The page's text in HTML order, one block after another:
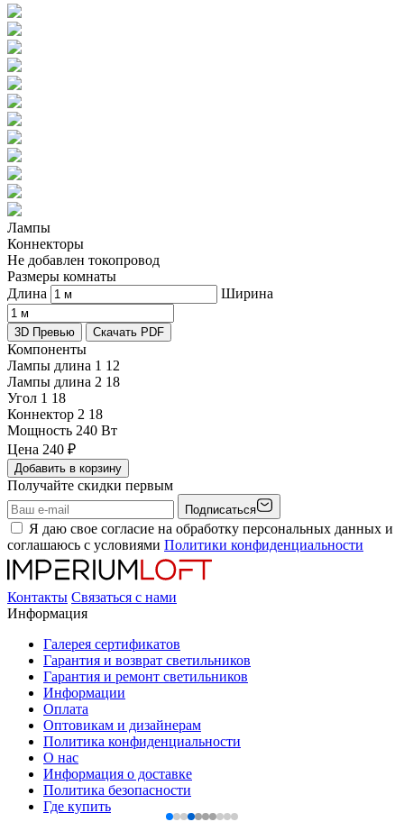
Лампы
Коннекторы
Не добавлен токопровод
Размеры комнаты
Длина
Ширина
3D Превью Скачать PDF
Компоненты
Лампы длина 1 12
Лампы длина 2 18
Угол 1 18
Коннектор 2 18
Мощность 240 Вт
Цена 240 ₽
Добавить в корзину
Получайте скидки первым
Подписаться
Я даю свое согласие на обработку персональных данных и
соглашаюсь с условиями Политики конфиденциальности
Контакты Связаться с нами
Информация
Галерея сертификатов
Гарантия и возврат светильников
Гарантия и ремонт светильников
Информации
Оплата
Оптовикам и дизайнерам
Политика конфиденциальности
О нас
Информация о доставке
Политика безопасности
Где купить